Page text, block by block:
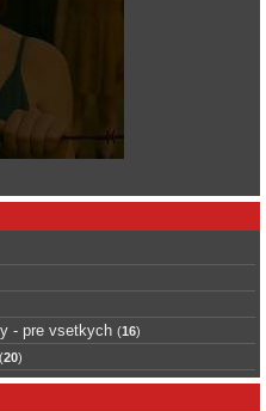
- pre vsetkych (16)
(20)